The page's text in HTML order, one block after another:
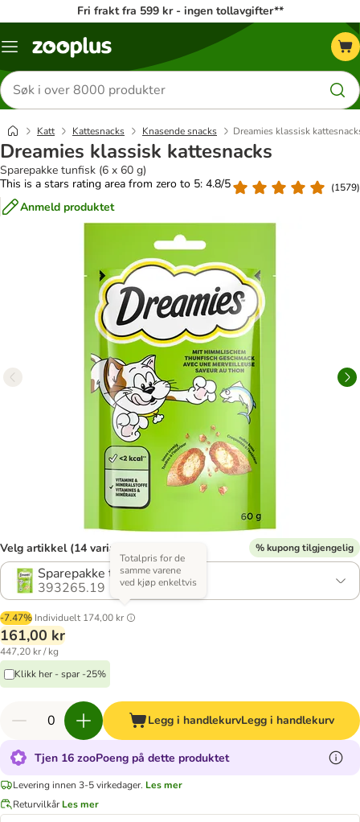
Fri frakt fra 599 kr - ingen tollavgifter**
Katalogmeny
Søk
etter
produkter
Katt Kattesnacks Knasende snacks Dreamies klassisk
Dreamies klassisk kattesnacks
Sparepakke tunfisk (6 x 60 g)
This is a stars rating area from zero to 5: 4.8/5
(1579)
Anmeld produktet
Velg artikkel (14 varianter) % kupong tilgjengelig
Sparepakke tunfisk (6 x 60 g)
393265.19
-7.47% Individuelt 174,00 kr
Totalpris for de
samme varene
ved kjøp enkeltvis
161,00 kr
447,20 kr / kg
Klikk her - spar -25%
Legg i handlekurvLegg i handlekurv
Tjen 16 zooPoeng på dette produktet
Levering innen 3-5 virkedager. Les mer
Returvilkår Les mer